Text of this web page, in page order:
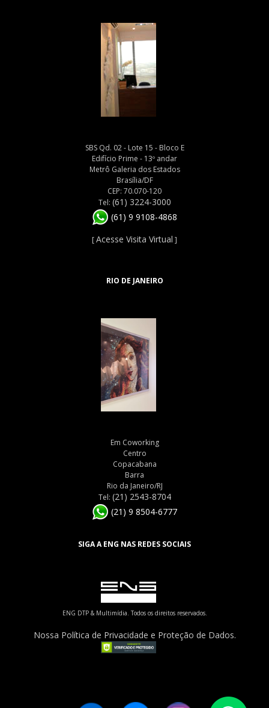
SBS Qd. 02 - Lote 15 - Bloco E
Edifício Prime - 13º andar
Metrô Galeria dos Estados
Brasília/DF
CEP: 70.070-120
Tel: (61) 3224-3000
(61) 9 9108-4868
[Acesse Visita Virtual ]
RIO DE JANEIRO
Em Coworking
Centro
Copacabana
Barra
Rio da Janeiro/RJ
Tel: (21) 2543-8704
(21) 9 8504-6777
SIGA A ENG NAS REDES SOCIAIS
ENG DTP & Multimídia. Todos os direitos reservados.
Nossa Política de Privacidade e Proteção de Dados.